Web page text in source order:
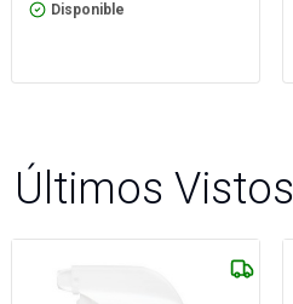
Disponible
Últimos Vistos